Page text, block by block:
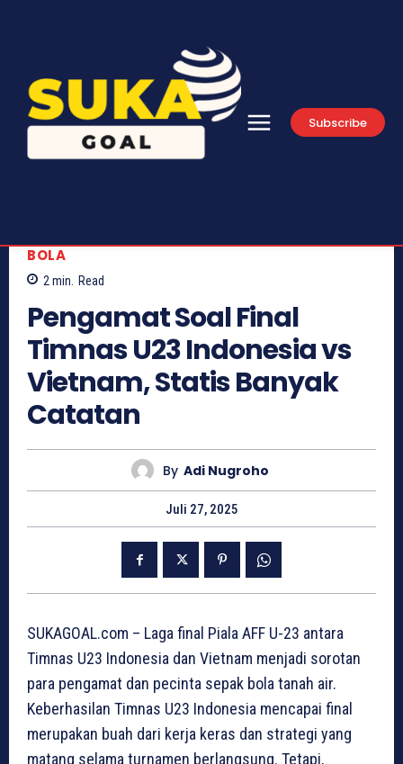
Subscribe
BOLA
2 min. Read
Pengamat Soal Final
Timnas U23 Indonesia vs
Vietnam, Statis Banyak
Catatan
By Adi Nugroho
Juli 27, 2025
SUKAGOAL.com – Laga final Piala AFF U-23 antara
Timnas U23 Indonesia dan Vietnam menjadi sorotan
para pengamat dan pecinta sepak bola tanah air.
Keberhasilan Timnas U23 Indonesia mencapai final
merupakan buah dari kerja keras dan strategi yang
matang selama turnamen berlangsung. Tetapi,